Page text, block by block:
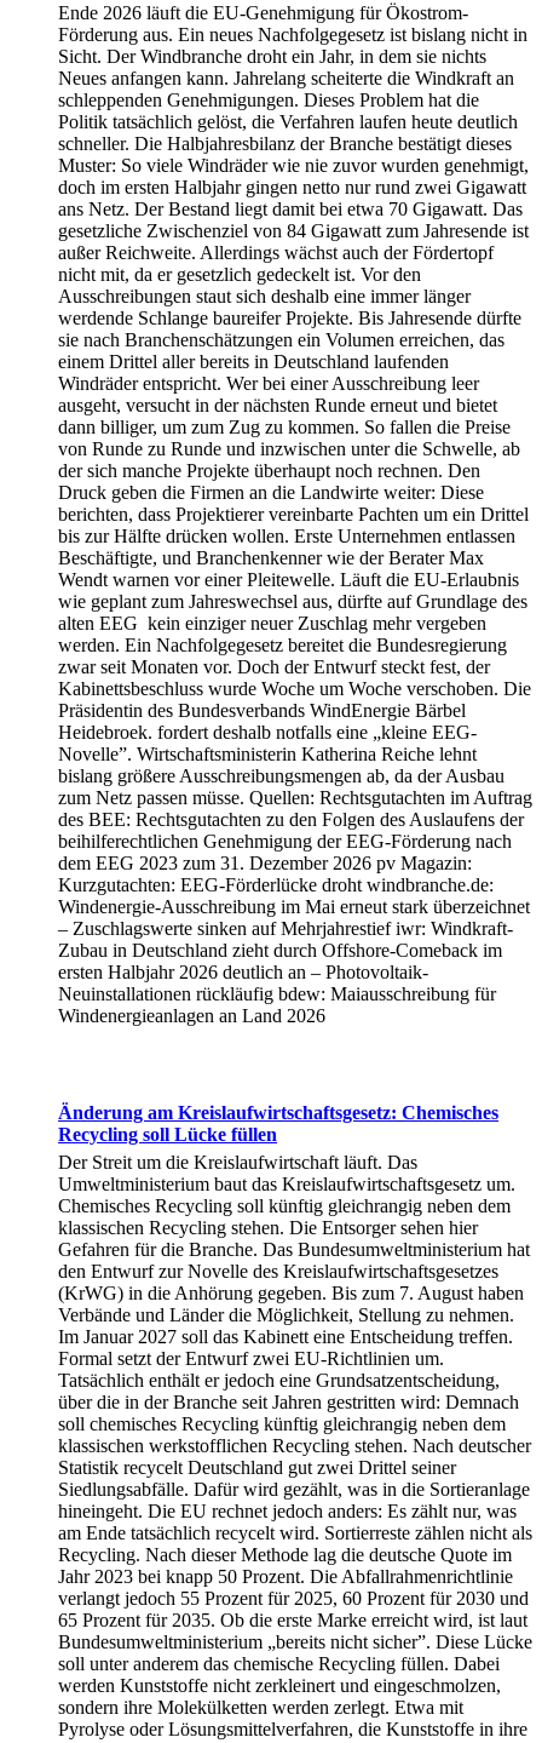
Ende 2026 läuft die EU-Genehmigung für Ökostrom-
Förderung aus. Ein neues Nachfolgegesetz ist bislang nicht in
Sicht. Der Windbranche droht ein Jahr, in dem sie nichts
Neues anfangen kann. Jahrelang scheiterte die Windkraft an
schleppenden Genehmigungen. Dieses Problem hat die
Politik tatsächlich gelöst, die Verfahren laufen heute deutlich
schneller. Die Halbjahresbilanz der Branche bestätigt dieses
Muster: So viele Windräder wie nie zuvor wurden genehmigt,
doch im ersten Halbjahr gingen netto nur rund zwei Gigawatt
ans Netz. Der Bestand liegt damit bei etwa 70 Gigawatt. Das
gesetzliche Zwischenziel von 84 Gigawatt zum Jahresende ist
außer Reichweite. Allerdings wächst auch der Fördertopf
nicht mit, da er gesetzlich gedeckelt ist. Vor den
Ausschreibungen staut sich deshalb eine immer länger
werdende Schlange baureifer Projekte. Bis Jahresende dürfte
sie nach Branchenschätzungen ein Volumen erreichen, das
einem Drittel aller bereits in Deutschland laufenden
Windräder entspricht. Wer bei einer Ausschreibung leer
ausgeht, versucht in der nächsten Runde erneut und bietet
dann billiger, um zum Zug zu kommen. So fallen die Preise
von Runde zu Runde und inzwischen unter die Schwelle, ab
der sich manche Projekte überhaupt noch rechnen. Den
Druck geben die Firmen an die Landwirte weiter: Diese
berichten, dass Projektierer vereinbarte Pachten um ein Drittel
bis zur Hälfte drücken wollen. Erste Unternehmen entlassen
Beschäftigte, und Branchenkenner wie der Berater Max
Wendt warnen vor einer Pleitewelle. Läuft die EU-Erlaubnis
wie geplant zum Jahreswechsel aus, dürfte auf Grundlage des
alten EEG kein einziger neuer Zuschlag mehr vergeben
werden. Ein Nachfolgegesetz bereitet die Bundesregierung
zwar seit Monaten vor. Doch der Entwurf steckt fest, der
Kabinettsbeschluss wurde Woche um Woche verschoben. Die
Präsidentin des Bundesverbands WindEnergie Bärbel
Heidebroek. fordert deshalb notfalls eine „kleine EEG-
Novelle”. Wirtschaftsministerin Katherina Reiche lehnt
bislang größere Ausschreibungsmengen ab, da der Ausbau
zum Netz passen müsse. Quellen: Rechtsgutachten im Auftrag
des BEE: Rechtsgutachten zu den Folgen des Auslaufens der
beihilferechtlichen Genehmigung der EEG-Förderung nach
dem EEG 2023 zum 31. Dezember 2026 pv Magazin:
Kurzgutachten: EEG-Förderlücke droht windbranche.de:
Windenergie-Ausschreibung im Mai erneut stark überzeichnet
– Zuschlagswerte sinken auf Mehrjahrestief iwr: Windkraft-
Zubau in Deutschland zieht durch Offshore-Comeback im
ersten Halbjahr 2026 deutlich an – Photovoltaik-
Neuinstallationen rückläufig bdew: Maiausschreibung für
Windenergieanlagen an Land 2026
Änderung am Kreislaufwirtschaftsgesetz: Chemisches
Recycling soll Lücke füllen
Der Streit um die Kreislaufwirtschaft läuft. Das
Umweltministerium baut das Kreislaufwirtschaftsgesetz um.
Chemisches Recycling soll künftig gleichrangig neben dem
klassischen Recycling stehen. Die Entsorger sehen hier
Gefahren für die Branche. Das Bundesumweltministerium hat
den Entwurf zur Novelle des Kreislaufwirtschaftsgesetzes
(KrWG) in die Anhörung gegeben. Bis zum 7. August haben
Verbände und Länder die Möglichkeit, Stellung zu nehmen.
Im Januar 2027 soll das Kabinett eine Entscheidung treffen.
Formal setzt der Entwurf zwei EU-Richtlinien um.
Tatsächlich enthält er jedoch eine Grundsatzentscheidung,
über die in der Branche seit Jahren gestritten wird: Demnach
soll chemisches Recycling künftig gleichrangig neben dem
klassischen werkstofflichen Recycling stehen. Nach deutscher
Statistik recycelt Deutschland gut zwei Drittel seiner
Siedlungsabfälle. Dafür wird gezählt, was in die Sortieranlage
hineingeht. Die EU rechnet jedoch anders: Es zählt nur, was
am Ende tatsächlich recycelt wird. Sortierreste zählen nicht als
Recycling. Nach dieser Methode lag die deutsche Quote im
Jahr 2023 bei knapp 50 Prozent. Die Abfallrahmenrichtlinie
verlangt jedoch 55 Prozent für 2025, 60 Prozent für 2030 und
65 Prozent für 2035. Ob die erste Marke erreicht wird, ist laut
Bundesumweltministerium „bereits nicht sicher”. Diese Lücke
soll unter anderem das chemische Recycling füllen. Dabei
werden Kunststoffe nicht zerkleinert und eingeschmolzen,
sondern ihre Molekülketten werden zerlegt. Etwa mit
Pyrolyse oder Lösungsmittelverfahren, die Kunststoffe in ihre